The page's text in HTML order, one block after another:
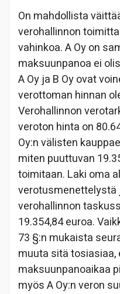
On mahdollista
verohallinnon
vahinkoa. A Oy on
maksuunpanoa ei
A Oy ja B Oy ovat
verottoman hinnan
Verohallinnon
veroton hinta on
Oy:n välisten
miten puuttuvan
toimitaan. Laki oma
verotusmenettelystä
verohallinnon
19.354,84 euroa.
73 §:n mukaista
muuta sitä tosiasiaa,
maksuunpanoaikaa
myös A Oy:n veron